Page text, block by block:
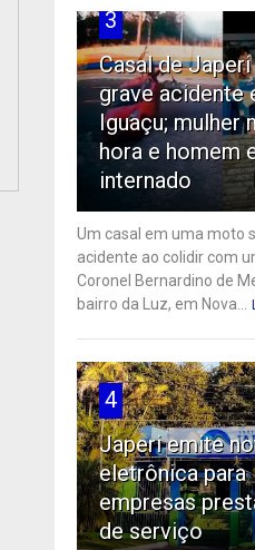
3
Casal de
grave acidente
Iguaçu; mulher
hora e homem
internado
Um casal em uma moto
acidente ao colidir com
Coronel Bernardino de
bairro da Luz, em Nova...
4
Japeri emite
eletrônica para
empresas
de serviço